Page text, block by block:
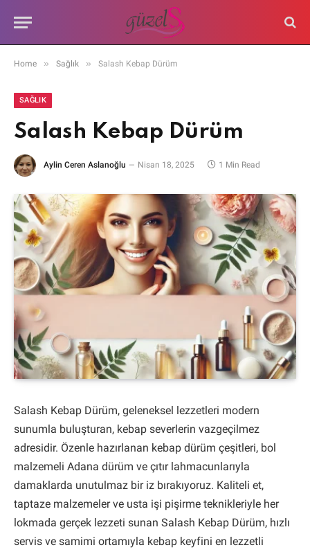
Home » Sağlık » Salash Kebap Dürüm
SAĞLIK
Salash Kebap Dürüm
Aylin Ceren Aslanoğlu Nisan 18, 2025 1 Min Read
Salash Kebap Dürüm, geleneksel lezzetleri modern
sunumla buluşturan, kebap severlerin vazgeçilmez
adresidir. Özenle hazırlanan kebap dürüm çeşitleri, bol
malzemeli Adana dürüm ve çıtır lahmacunlarıyla
damaklarda unutulmaz bir iz bırakıyoruz. Kaliteli et,
taptaze malzemeler ve usta işi pişirme teknikleriyle her
lokmada gerçek lezzeti sunan Salash Kebap Dürüm, hızlı
servis ve samimi ortamıyla kebap keyfini en lezzetli